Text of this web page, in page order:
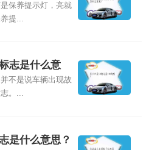
保养提示灯，亮就
提...
志是什么意
不是说车辆出现故
。...
是什么意思？